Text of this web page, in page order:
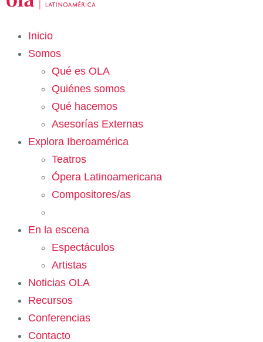
Inicio
Somos
Qué es OLA
Quiénes somos
Qué hacemos
Asesorías Externas
Explora Iberoamérica
Teatros
Ópera Latinoamericana
Compositores/as
En la escena
Espectáculos
Artistas
Noticias OLA
Recursos
Conferencias
Contacto